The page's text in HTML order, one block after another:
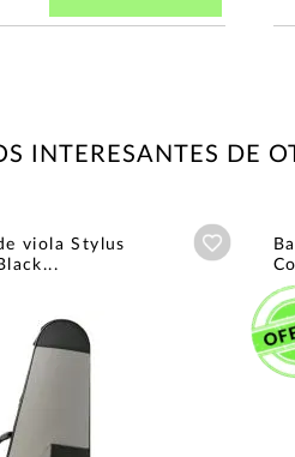
INTERESANTES DE
viola Stylus
Añadir